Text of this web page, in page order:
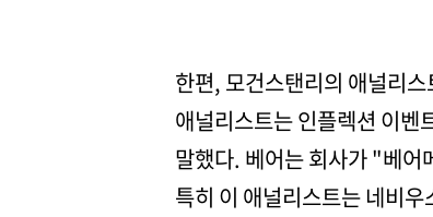
한편, 모건스탠리의 애널리스
애널리스트는 인플렉션 이벤
말했다. 베어는 회사가 "베어
특히 이 애널리스트는 네비